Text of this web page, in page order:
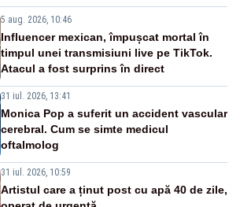
5 aug. 2026, 10:46
Influencer mexican, împușcat mortal în
timpul unei transmisiuni live pe TikTok.
Atacul a fost surprins în direct
31 iul. 2026, 13:41
Monica Pop a suferit un accident vascular
cerebral. Cum se simte medicul
oftalmolog
31 iul. 2026, 10:59
Artistul care a ținut post cu apă 40 de zile,